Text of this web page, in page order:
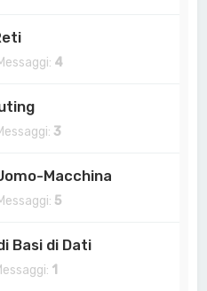
4
3
Macchina
5
Basi di Dati
1